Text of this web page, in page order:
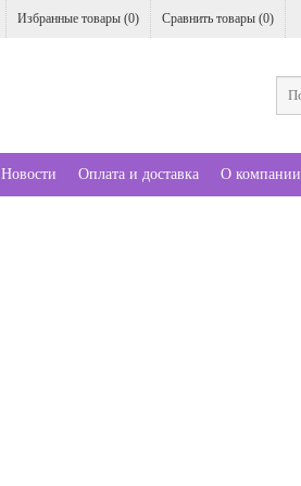
Избранные товары (0) Сравнить товары (0)
Новости Оплата и доставка О компании